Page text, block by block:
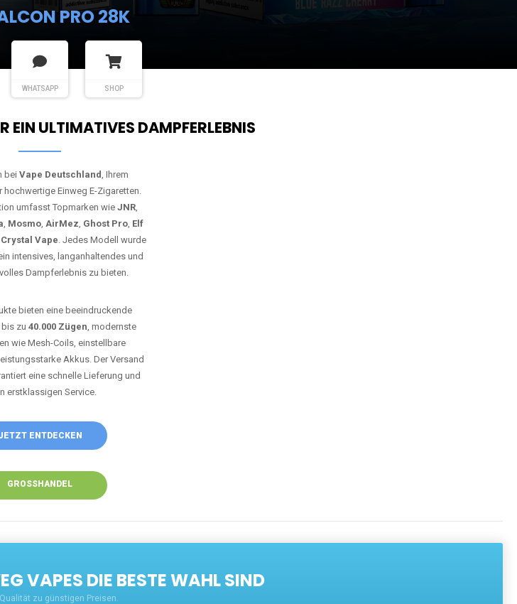
PRO 28K
WHATSAPP SHOP
EIN ULTIMATIVES DAMPFERLEBNIS
bei Vape Deutschland, Ihrem
hochwertige Einweg E-Zigaretten.
umfasst Topmarken wie JNR,
, Mosmo, AirMez, Ghost Pro, Elf
Crystal Vape. Jedes Modell wurde
intensives, langanhaltendes und
Dampferlebnis zu bieten.
bieten eine beeindruckende
zu 40.000 Zügen, modernste
wie Mesh-Coils, einstellbare
Akkus. Der Versand
eine schnelle Lieferung und
erstklassigen Service.
ENTDECKEN
GROSSHANDEL
VAPES DIE BESTE WAHL SIND
zu günstigen Preisen.